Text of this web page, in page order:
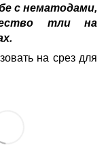
с нематодами,
тли на
на срез для